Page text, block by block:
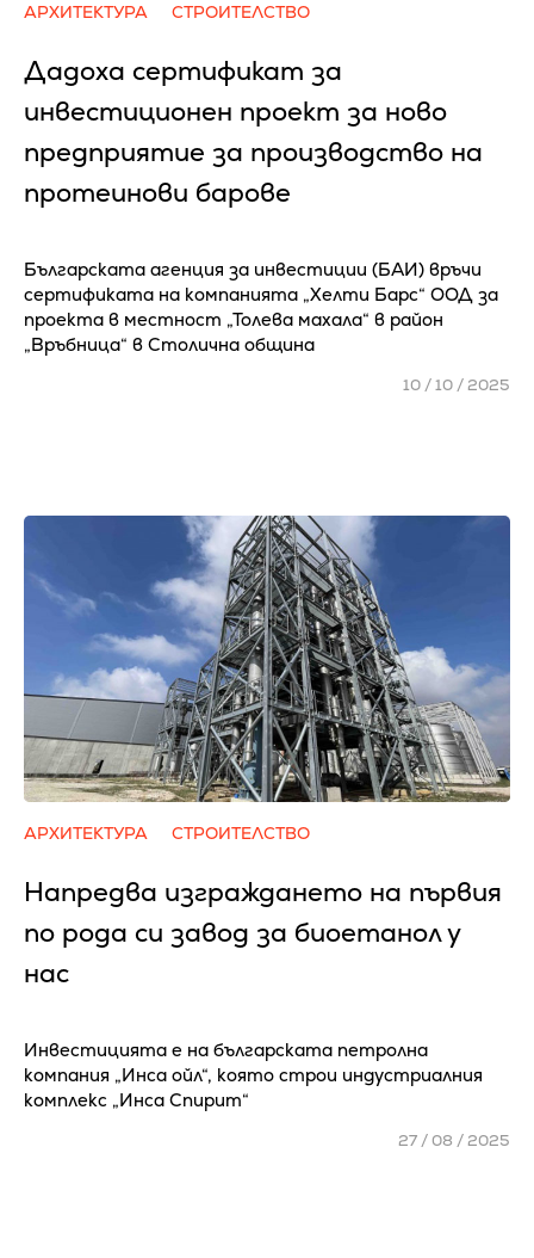
АРХИТЕКТУРА СТРОИТЕЛСТВО
Дадоха сертификат за
инвестиционен проект за ново
предприятие за производство на
протеинови барове
Българската агенция за инвестиции (БАИ) връчи
сертификата на компанията „Хелти Барс“ ООД за
проекта в местност „Толева махала“ в район
„Връбница“ в Столична община
10 / 10 / 2025
АРХИТЕКТУРА СТРОИТЕЛСТВО
Напредва изграждането на първия
по рода си завод за биоетанол у
нас
Инвестицията е на българската петролна
компания „Инса ойл“, която строи индустриалния
комплекс „Инса Спирит“
27 / 08 / 2025